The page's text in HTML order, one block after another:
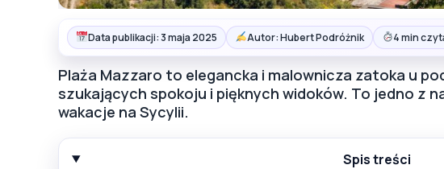
Data publikacji: 3 maja 2025 Autor: Hubert Podróżnik 4 min
Plaża Mazzaro to elegancka i malownicza zatoka u
szukających spokoju i pięknych widoków. To jedno z
wakacje na Sycylii.
Spis treści